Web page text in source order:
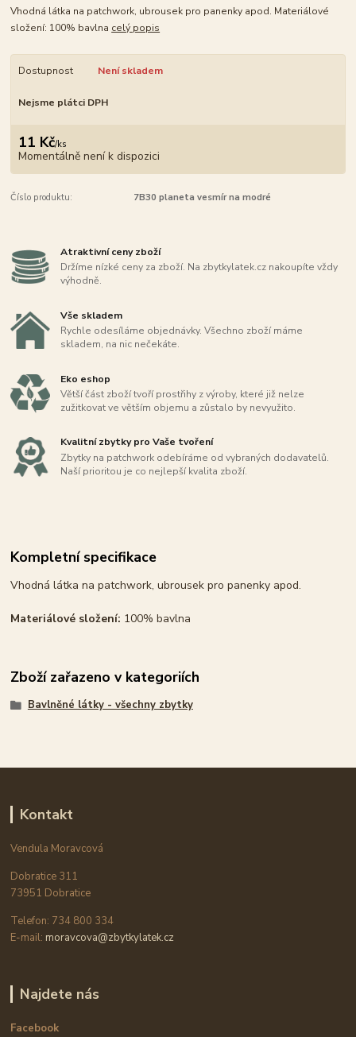
Vhodná látka na patchwork, ubrousek pro panenky apod. Materiálové
složení: 100% bavlna celý popis
Dostupnost Není skladem
Nejsme plátci DPH
11 Kč/ks
Momentálně není k dispozici
Číslo produktu: 7B30 planeta vesmír na modré
Atraktivní ceny zboží
Držíme nízké ceny za zboží. Na zbytkylatek.cz nakoupíte vždy
výhodně.
Vše skladem
Rychle odesíláme objednávky. Všechno zboží máme
skladem, na nic nečekáte.
Eko eshop
Větší část zboží tvoří prostřihy z výroby, které již nelze
zužitkovat ve větším objemu a zůstalo by nevyužito.
Kvalitní zbytky pro Vaše tvoření
Zbytky na patchwork odebíráme od vybraných dodavatelů.
Naší prioritou je co nejlepší kvalita zboží.
Kompletní specifikace
Vhodná látka na patchwork, ubrousek pro panenky apod.
Materiálové složení: 100% bavlna
Zboží zařazeno v kategoriích
Bavlněné látky - všechny zbytky
Kontakt
Vendula Moravcová
Dobratice 311
73951 Dobratice
Telefon: 734 800 334
E-mail: moravcova@zbytkylatek.cz
Najdete nás
Facebook